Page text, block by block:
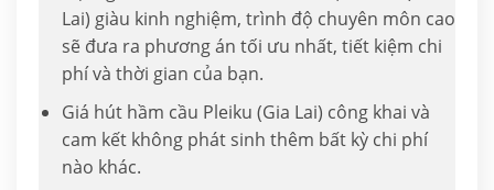
Lai) giàu kinh nghiệm, trình độ chuyên môn cao
sẽ đưa ra phương án tối ưu nhất, tiết kiệm chi
phí và thời gian của bạn.
Giá hút hầm cầu Pleiku (Gia Lai) công khai và
cam kết không phát sinh thêm bất kỳ chi phí
nào khác.